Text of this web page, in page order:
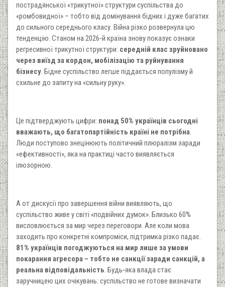
пострадянської «трикутної» структури суспільства до
«ромбовидної» – тобто від домінування бідних і дуже багатих
до сильного середнього класу. Війна різко розвернула цю
тенденцію. Станом на 2026‑й країна знову показує ознаки
регресивної трикутної структури: середній клас зруйновано
через виїзд за кордон, мобілізацію та руйнування
бізнесу. Бідне суспільство легше піддається популізму й
схильне до запиту на «сильну руку».
Це підтверджують цифри: понад 50% українців сьогодні
вважають, що багатопартійність країні не потрібна.
Люди поступово знецінюють політичний плюралізм заради
«ефективності», яка на практиці часто виявляється
ілюзорною.
А от дискусії про завершення війни виявляють, що
суспільство живе у світі «подвійних думок». Близько 60%
висловлюється за мир через переговори. Але коли мова
заходить про конкретні компроміси, підтримка різко падає.
81% українців погоджуються на мир лише за умови
покарання агресора – тобто не санкції заради санкцій, а
реальна відповідальність. Будь‑яка влада стає
заручницею цих очікувань: суспільство не готове визначати